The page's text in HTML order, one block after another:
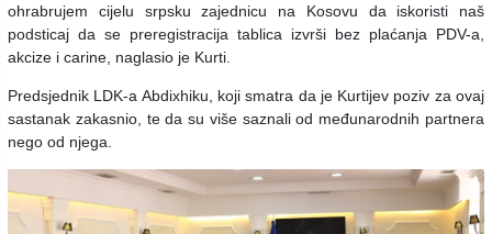
ohrabrujem cijelu srpsku zajednicu na Kosovu da iskoristi naš
podsticaj da se preregistracija tablica izvrši bez plaćanja PDV-a,
akcize i carine, naglasio je Kurti.
Predsjednik LDK-a Abdixhiku, koji smatra da je Kurtijev poziv za ovaj
sastanak zakasnio, te da su više saznali od međunarodnih partnera
nego od njega.